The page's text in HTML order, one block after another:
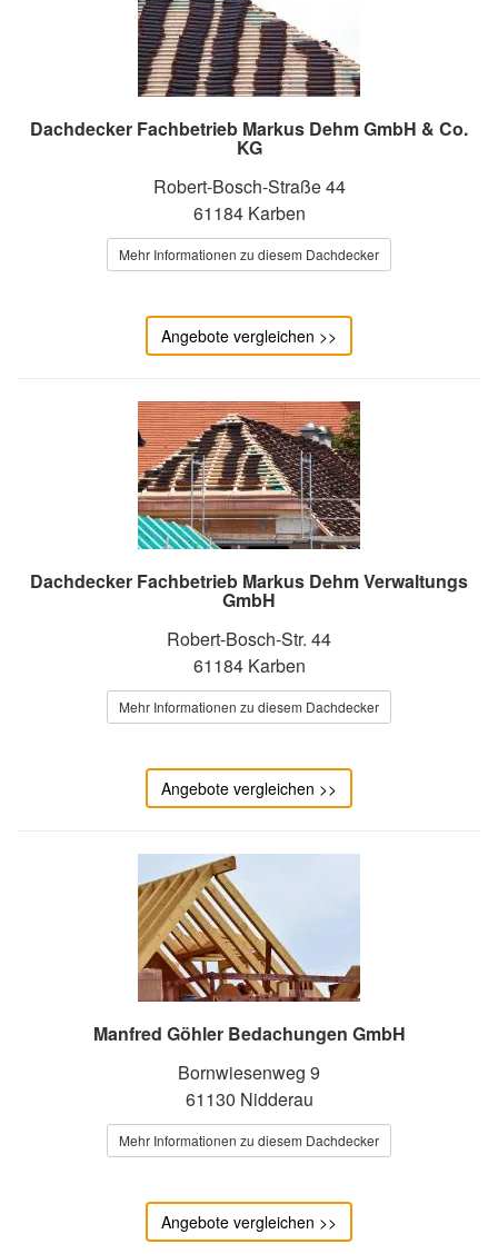
Dachdecker Fachbetrieb Markus Dehm GmbH & Co.
KG
Robert-Bosch-Straße 44
61184 Karben
Mehr Informationen zu diesem Dachdecker
Angebote vergleichen >>
Dachdecker Fachbetrieb Markus Dehm Verwaltungs
GmbH
Robert-Bosch-Str. 44
61184 Karben
Mehr Informationen zu diesem Dachdecker
Angebote vergleichen >>
Manfred Göhler Bedachungen GmbH
Bornwiesenweg 9
61130 Nidderau
Mehr Informationen zu diesem Dachdecker
Angebote vergleichen >>